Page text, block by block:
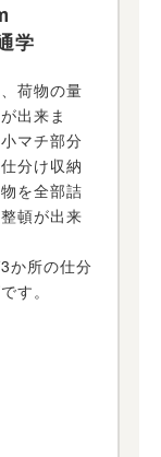
学
荷物の量
出来ま
マチ部分
分け収納
を全部詰
頓が出来
か所の仕分
す。